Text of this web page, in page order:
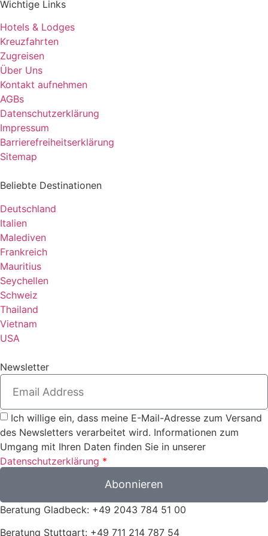
Wichtige Links
Hotels & Lodges
Kreuzfahrten
Zugreisen
Über Uns
Kontakt aufnehmen
AGBs
Datenschutzerklärung
Impressum
Barrierefreiheitserklärung
Sitemap
Beliebte Destinationen
Deutschland
Italien
Malediven
Frankreich
Mauritius
Seychellen
Schweiz
Thailand
Vietnam
USA
Newsletter
Ich willige ein, dass meine E-Mail-Adresse zum Versand
des Newsletters verarbeitet wird. Informationen zum
Umgang mit Ihren Daten finden Sie in unserer
Datenschutzerklärung *
Abonnieren
Beratung Gladbeck: +49 2043 784 51 00
Beratung Stuttgart: +49 711 214 787 54